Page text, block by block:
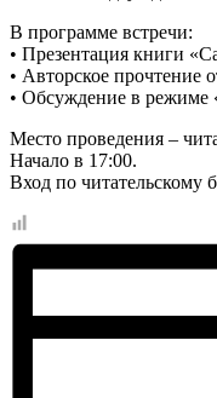
В программе встречи:
• Презентация книги
• Авторское прочтение
• Обсуждение в
Место проведения –
Начало в 17:00.
Вход по читательскому